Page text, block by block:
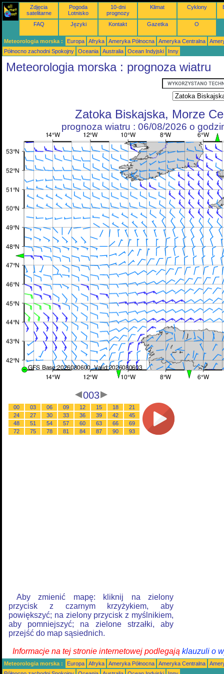
Zdjęcia
satelitarne
Pogoda
Lotnisko
10-dni
prognozy
Klimat Cyklony
FAQ Języki Kontakt Gazetka O
Meteorologia morska : Europa Afryka Ameryka Północna Ameryka Centralna
Północno zachodni Spokojny
Oceania Australia Ocean Indyjski Inny
Meteorologia morska : prognoza wiatru
Zatoka Biskajska, Morze
prognoza wiatru : 06/08/2026 o
003
00 03 06 09 12 15 18
21
24
27 30 33 36 39 42
45
48
51 54 57 60 63 66
69
72
75 78 81 84 87 90 93
Aby zmienić mapę: kliknij na zielony
przycisk z czarnym krzyżykiem, aby
powiększyć; na zielony przycisk z myślnikiem,
aby pomniejszyć; na zielone strzałki, aby
przejść do map sąsiednich.
Informacje na tej stronie internetowej podlegają klauzuli o
Meteorologia morska : Europa Afryka Ameryka Północna Ameryka Centralna